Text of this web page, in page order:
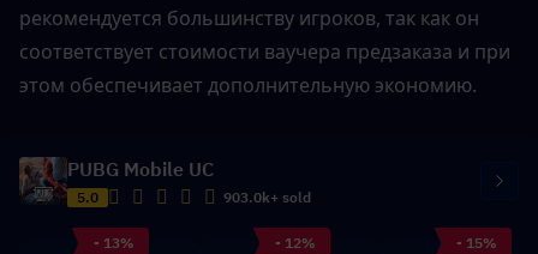
рекомендуется большинству игроков, так как он
соответствует стоимости ваучера предзаказа и при
этом обеспечивает дополнительную экономию.
PUBG Mobile UC
5.0 903.0k+ sold
- 13% - 12% - 15%